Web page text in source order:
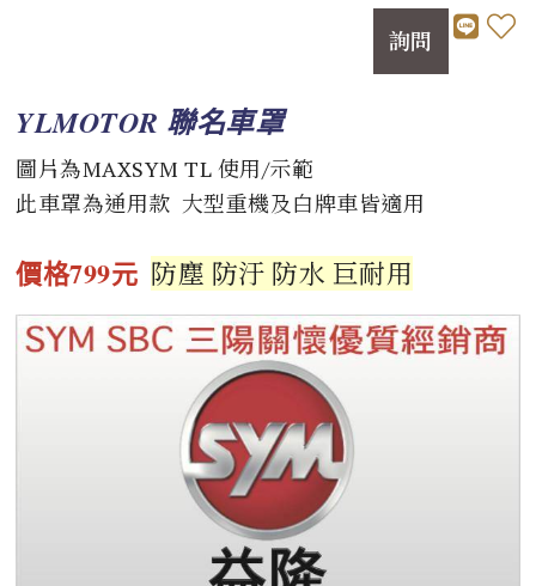
詢問
YLMOTOR 聯名車罩
圖片為MAXSYM TL 使用/示範
此車罩為通用款 大型重機及白牌車皆適用
價格799元 防塵 防汙 防水 巨耐用